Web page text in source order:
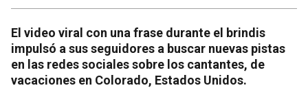
El video viral con una frase durante el brindis
impulsó a sus seguidores a buscar nuevas pistas
en las redes sociales sobre los cantantes, de
vacaciones en Colorado, Estados Unidos.